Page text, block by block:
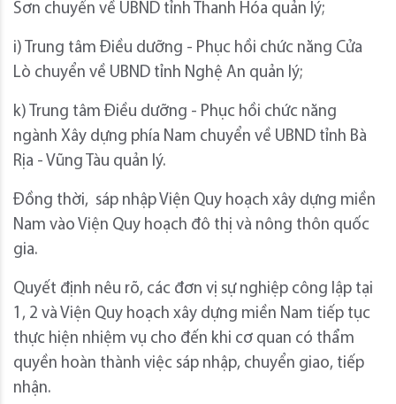
Sơn chuyển về UBND tỉnh Thanh Hóa quản lý;
i) Trung tâm Điều dưỡng - Phục hồi chức năng Cửa
Lò chuyển về UBND tỉnh Nghệ An quản lý;
k) Trung tâm Điều dưỡng - Phục hồi chức năng
ngành Xây dựng phía Nam chuyển về UBND tỉnh Bà
Rịa - Vũng Tàu quản lý.
Đồng thời, sáp nhập Viện Quy hoạch xây dựng miền
Nam vào Viện Quy hoạch đô thị và nông thôn quốc
gia.
Quyết định nêu rõ, các đơn vị sự nghiệp công lập tại
1, 2 và Viện Quy hoạch xây dựng miền Nam tiếp tục
thực hiện nhiệm vụ cho đến khi cơ quan có thẩm
quyền hoàn thành việc sáp nhập, chuyển giao, tiếp
nhận.